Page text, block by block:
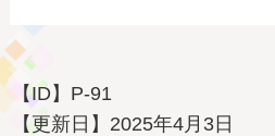
【ID】 P-91
【更新日】 2025年4月3日